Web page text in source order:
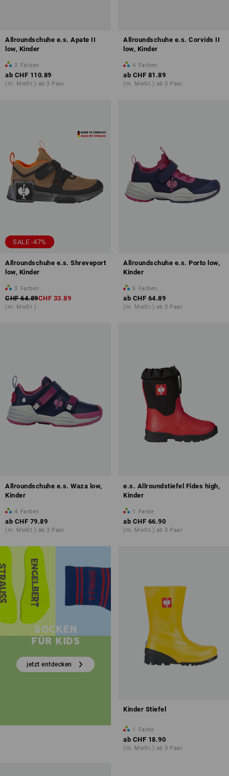
Allroundschuhe e.s. Apate II
low, Kinder
3 Farben
ab CHF 110.89
(m. MwSt.) ab 3 Paar
Allroundschuhe e.s. Corvids II
low, Kinder
4 Farben
ab CHF 81.89
(m. MwSt.) ab 3 Paar
SALE -47%
Allroundschuhe e.s. Shreveport
low, Kinder
3 Farben
CHF 64.89CHF 33.89
(m. MwSt.)
Allroundschuhe e.s. Porto low,
Kinder
6 Farben
ab CHF 64.89
(m. MwSt.) ab 3 Paar
Allroundschuhe e.s. Waza low,
Kinder
4 Farben
ab CHF 79.89
(m. MwSt.) ab 3 Paar
e.s. Allroundstiefel Fides high,
Kinder
1 Farbe
ab CHF 66.90
(m. MwSt.) ab 3 Paar
SOCKEN
FÜR KIDS
jetzt entdecken
Kinder Stiefel
1 Farbe
ab CHF 18.90
(m. MwSt.) ab 3 Paar